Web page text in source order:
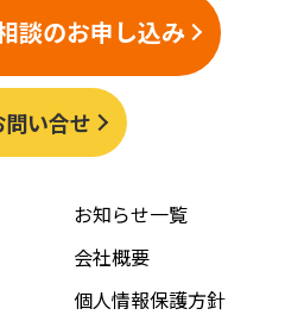
談のお申し込み
問い合せ
お知らせ一覧
会社概要
個人情報保護方針